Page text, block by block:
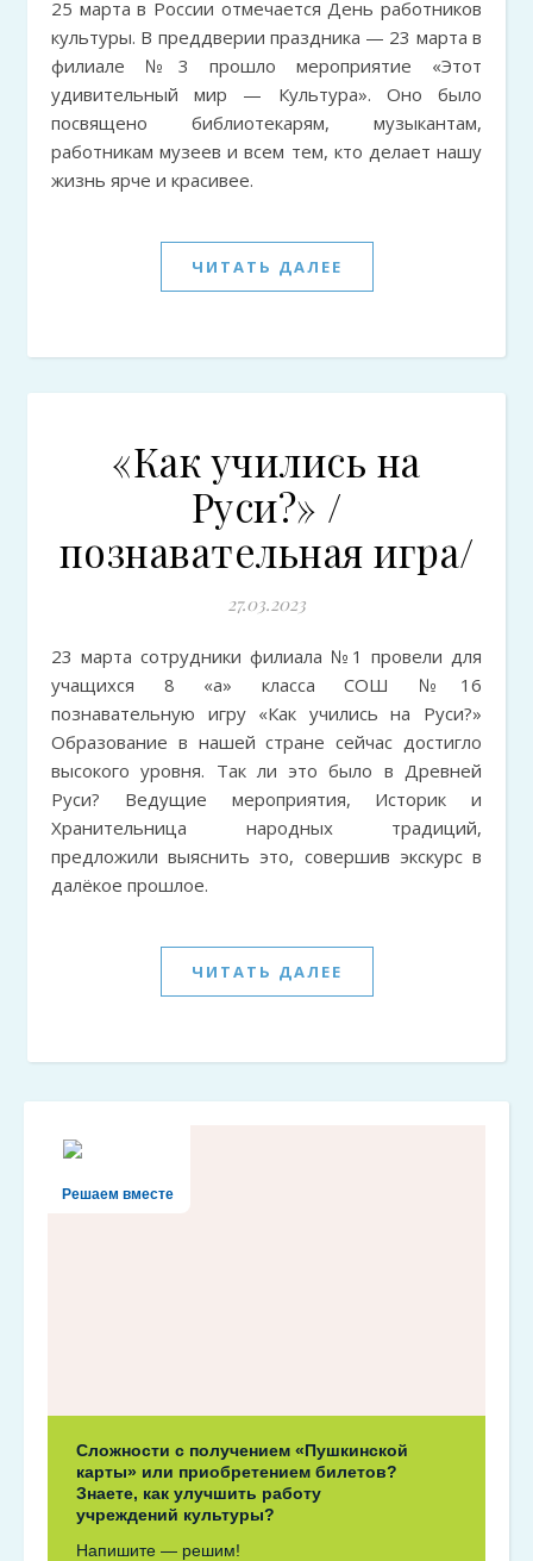
25 марта в России отмечается День работников
культуры. В преддверии праздника — 23 марта в
филиале №3 прошло мероприятие «Этот
удивительный мир — Культура». Оно было
посвящено библиотекарям, музыкантам,
работникам музеев и всем тем, кто делает нашу
жизнь ярче и красивее.
ЧИТАТЬ ДАЛЕЕ
«Как учились на
Руси?» /
познавательная игра/
27.03.2023
23 марта сотрудники филиала №1 провели для
учащихся 8 «а» класса СОШ №16
познавательную игру «Как учились на Руси?»
Образование в нашей стране сейчас достигло
высокого уровня. Так ли это было в Древней
Руси? Ведущие мероприятия, Историк и
Хранительница народных традиций,
предложили выяснить это, совершив экскурс в
далёкое прошлое.
ЧИТАТЬ ДАЛЕЕ
Решаем вместе
Сложности с получением «Пушкинской
карты» или приобретением билетов?
Знаете, как улучшить работу
учреждений культуры?
Напишите — решим!